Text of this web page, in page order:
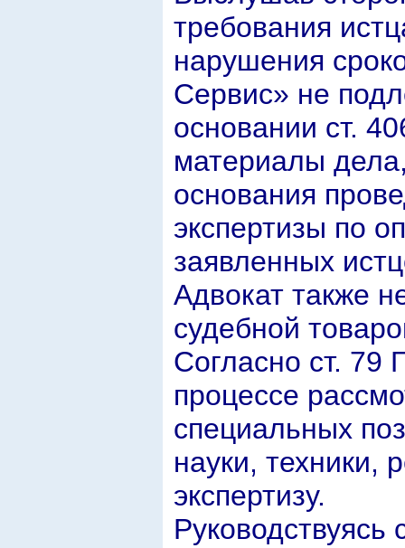
требования
нарушения
Сервис» не
основании ст.
материалы
основания
экспертизы по
заявленных
Адвокат также
судебной
Согласно ст. 79
процессе
специальных
науки, техники,
экспертизу.